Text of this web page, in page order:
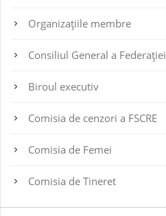
Organizațiile membre
Consiliul General a Federației
Biroul executiv
Comisia de cenzori a FSCRE
Comisia de Femei
Comisia de Tineret